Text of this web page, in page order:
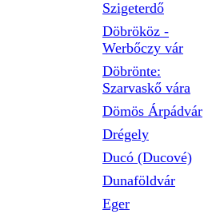
Szigeterdő
Döbrököz -
Werbőczy vár
Döbrönte:
Szarvaskő vára
Dömös Árpádvár
Drégely
Ducó (Ducové)
Dunaföldvár
Eger